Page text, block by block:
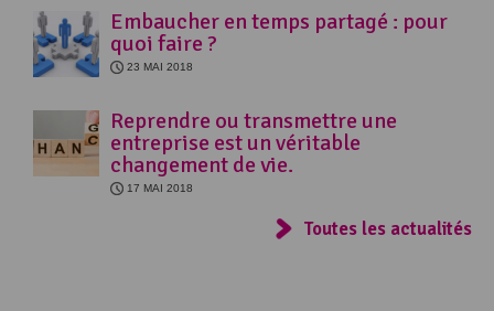
Embaucher en temps partagé : pour
quoi faire ?
23 MAI 2018
Reprendre ou transmettre une
entreprise est un véritable
changement de vie.
17 MAI 2018
Toutes les actualités